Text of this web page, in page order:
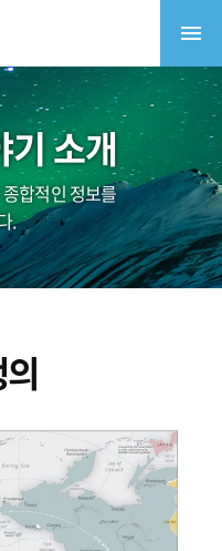
소개
합적인 정보를
.